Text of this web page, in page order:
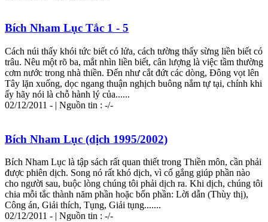
Bích Nham Lục Tắc 1 - 5
Cách núi thấy khói tức biết có lửa, cách tường thấy sừng liền biết có
trâu. Nêu một rõ ba, mắt nhìn liền biết, cân lượng là việc tầm thường
cơm nước trong nhà thiền. Đến như cắt đứt các dòng, Đông vọt lên
Tây lặn xuống, dọc ngang thuận nghịch buông nắm tự tại, chính khi
ấy hãy nói là chỗ hành lý của......
02/12/2011 - | Nguồn tin : -/-
Bích Nham Lục (dịch 1995/2002)
Bích Nham Lục là tập sách rất quan thiết trong Thiền môn, cần phải
được phiên dịch. Song nó rất khó dịch, vì cố gắng giúp phần nào
cho người sau, buộc lòng chúng tôi phải dịch ra. Khi dịch, chúng tôi
chia mỗi tắc thành năm phần hoặc bốn phần: Lời dẫn (Thùy thị),
Công án, Giải thích, Tụng, Giải tụng.......
02/12/2011 - | Nguồn tin : -/-